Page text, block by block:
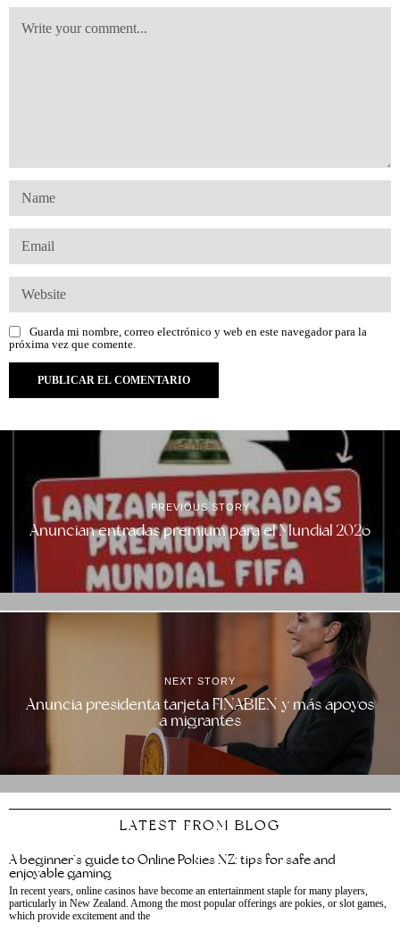
Guarda mi nombre, correo electrónico y web en este navegador para la
próxima vez que comente.
PREVIOUS STORY
Anuncian entradas premium para el Mundial 2026
NEXT STORY
Anuncia presidenta tarjeta FINABIEN y más apoyos
a migrantes
LATEST FROM BLOG
A beginner’s guide to Online Pokies NZ: tips for safe and
enjoyable gaming
In recent years, online casinos have become an entertainment staple for many players,
particularly in New Zealand. Among the most popular offerings are pokies, or slot games,
which provide excitement and the